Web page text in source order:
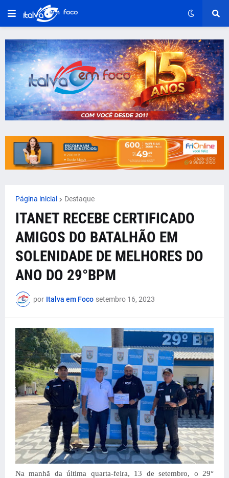
Página inicial Destaque
ITANET RECEBE CERTIFICADO
AMIGOS DO BATALHÃO EM
SOLENIDADE DE MELHORES DO
ANO DO 29°BPM
por Italva em Foco setembro 16, 2023
Na manhã da última quarta-feira, 13 de setembro, o 29°